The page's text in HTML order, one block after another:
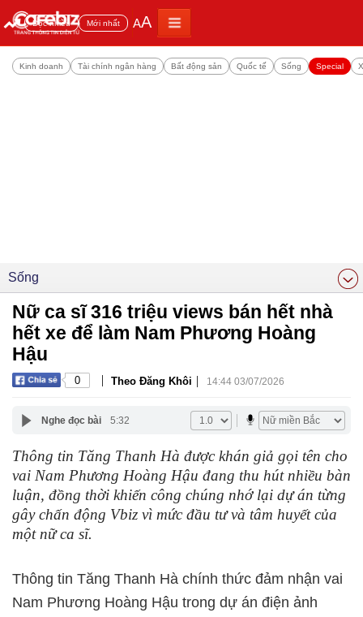
Đọc nhiều Mới nhất AA
Kinh doanh Tài chính ngân hàng Bất động sản Quốc tế Sống Special
Sống
Nữ ca sĩ 316 triệu views bán hết nhà
hết xe để làm Nam Phương Hoàng
Hậu
0 | Theo Đăng Khôi | 14:44 03/07/2026
Nghe đọc bài 5:32
Thông tin Tăng Thanh Hà được khán giả gọi tên cho
vai Nam Phương Hoàng Hậu đang thu hút nhiều bàn
luận, đồng thời khiến công chúng nhớ lại dự án từng
gây chấn động Vbiz vì mức đầu tư và tâm huyết của
một nữ ca sĩ.
Thông tin Tăng Thanh Hà chính thức đảm nhận vai
Nam Phương Hoàng Hậu trong dự án điện ảnh